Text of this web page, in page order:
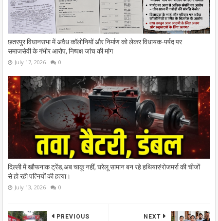
छतरपुर विधानसभा में अवैध कॉलोनियों और निर्माण को लेकर विधायक-पर्षद पर
समाजसेवी के गंभीर आरोप, निष्पक्ष जांच की मांग
July 17, 2026 0
दिल्ली में खौफनाक ट्रेंड,अब चाकू नहीं, घरेलू सामान बन रहे हथियार!रोजमर्रा की चीजों
से हो रही पत्नियों की हत्या।
July 13, 2026 0
NEXT
PREVIOUS